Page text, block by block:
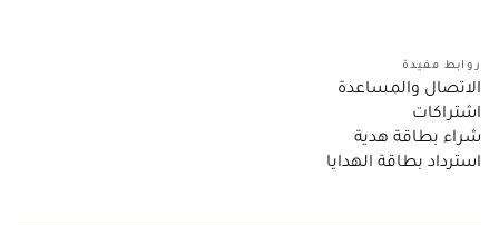
روابط مفيدة
الاتصال والمساعدة
اشتراكات
شراء بطاقة هدية
استرداد بطاقة الهدايا